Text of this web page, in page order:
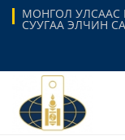
МОНГОЛ УЛСААС
СУУГАА ЭЛЧИН